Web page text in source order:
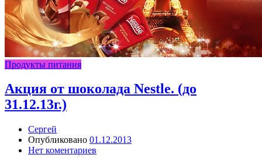
Продукты питания
Акция от шоколада Nestle. (до
31.12.13г.)
Сергей
Опубликовано 01.12.2013
Нет коментариев